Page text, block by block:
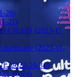
28)
21)
CHAIN (2023-11-
(2023-11-
(2023-10-31)
10-24)